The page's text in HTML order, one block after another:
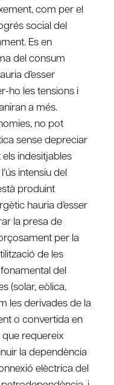
com per el
social del
Es en
del consum
d’esser
ho les tensions i
a més.
no pot
sense depreciar
indesitjables
intensiu del
produint
hauria d’esser
la presa de
per la
de les
del
(solar, eòlica,
les derivades de la
o convertida en
requereix
la dependència
elèctrica del